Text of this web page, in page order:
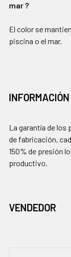
mar ?
El color se
piscina o el mar.
La garantía de los
de fabricación,
150% de presión
productivo.
VENDEDOR